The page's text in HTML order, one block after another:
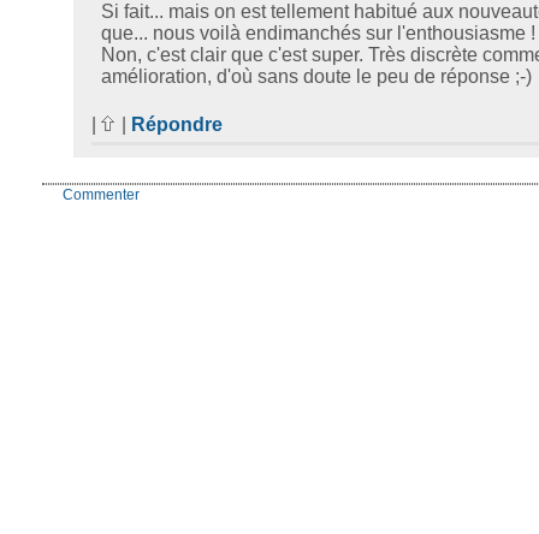
Si fait... mais on est tellement habitué aux
que... nous voilà endimanchés sur l'enthousiasme !
Non, c'est clair que c'est super. Très discrète
amélioration, d'où sans doute le peu de réponse ;-)
Répondre
Commenter